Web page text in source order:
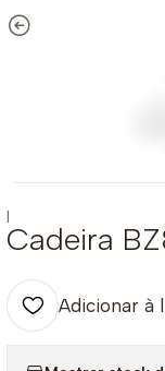
|
Cadeira
Adicionar à